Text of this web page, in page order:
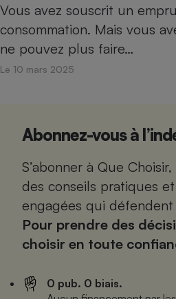
Vous avez souscrit un
consommation. Mais vous
ne pouvez plus faire…
Le 10 mars 2025
Abonnez-vous à
S’abonner à Que
des conseils pratiques
engagées qui
Pour prendre des
choisir en toute
0 pub. 0 biais.